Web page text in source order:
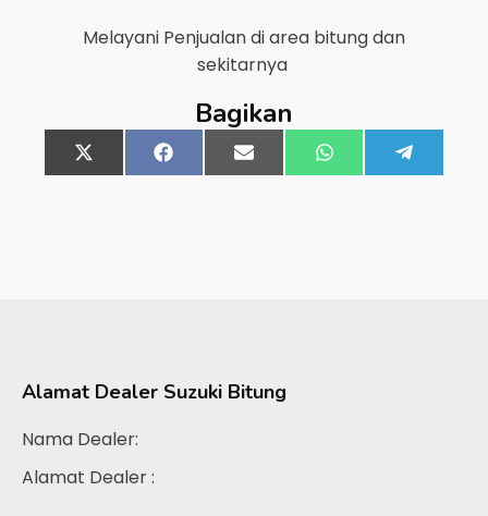
Melayani Penjualan di area bitungdan
sekitarnya
Bagikan
Share
on
X
(Twitter)
Share
on
FacebookShare
on
Email Share
on
WhatsApp
on
Alamat Dealer Suzuki Bitung
Nama Dealer:
Alamat Dealer :